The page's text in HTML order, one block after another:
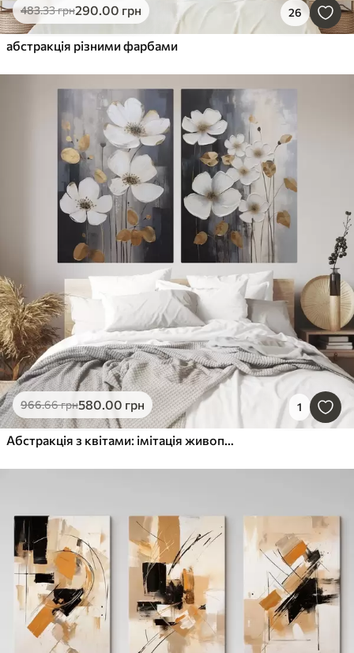
483.33грн290 .00 грн 26
абстракція різними фарбами
966.66грн580 .00 грн 1